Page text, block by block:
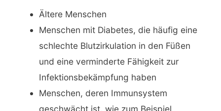
Ältere Menschen
Menschen mit Diabetes, die häufig eine
schlechte Blutzirkulation in den Füßen
und eine verminderte Fähigkeit zur
Infektionsbekämpfung haben
Menschen, deren Immunsystem
geschwächt ist, wie zum Beispiel